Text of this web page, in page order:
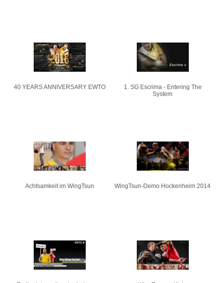
40 YEARS ANNIVERSARY EWTO
1. SG Escrima - Entering The
System
Achtsamkeit im WingTsun WingTsun-Demo Hockenheim 2014